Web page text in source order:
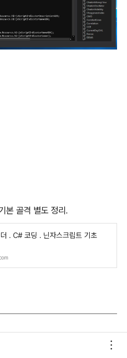
본 골격 별도 정리.
. C# 코딩 . 닌자스크립트 기초